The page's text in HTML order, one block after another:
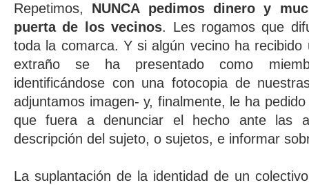
Repetimos, NUNCA pedimos dinero y
puerta de los vecinos. Les rogamos que
toda la comarca. Y si algún vecino ha
extraño se ha presentado como
identificándose con una fotocopia de
adjuntamos imagen- y, finalmente, le ha
que fuera a denunciar el hecho ante las
descripción del sujeto, o sujetos, e informar
La suplantación de la identidad de un